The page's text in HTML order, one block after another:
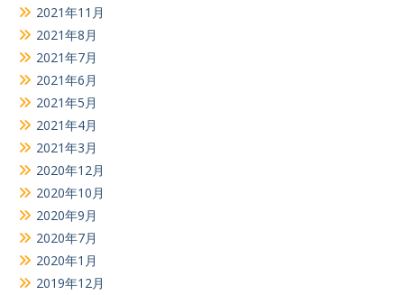
2021年11月
2021年8月
2021年7月
2021年6月
2021年5月
2021年4月
2021年3月
2020年12月
2020年10月
2020年9月
2020年7月
2020年1月
2019年12月